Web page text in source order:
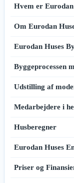
Hvem er Eurodan
Om Eurodan
Eurodan Huses
Byggeprocessen
Udstilling af
Medarbejdere i
Husberegner
Eurodan Huses
Priser og